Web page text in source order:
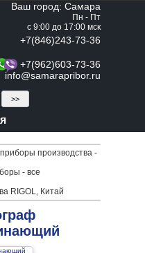
Ваш город: Самара
Пн - Пт
с 9:00 до 17:00 мск
+7(846)243-73-36
+7(962)603-73-36
info@samarapribor.ru
производства -
- все
RIGOL, Китай